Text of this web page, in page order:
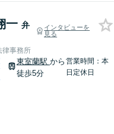
一 弁
インタビューを
見る
律事務所
東室蘭駅 から
徒歩5分
営業時間：本
日定休日